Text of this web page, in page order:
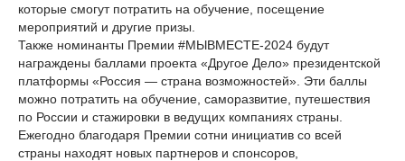
которые смогут потратить на обучение, посещение
мероприятий и другие призы.
Также номинанты Премии #МЫВМЕСТЕ-2024 будут
награждены баллами проекта «Другое Дело» президентской
платформы «Россия — страна возможностей». Эти баллы
можно потратить на обучение, саморазвитие, путешествия
по России и стажировки в ведущих компаниях страны.
Ежегодно благодаря Премии сотни инициатив со всей
страны находят новых партнеров и спонсоров,